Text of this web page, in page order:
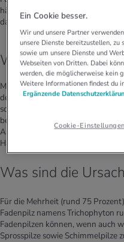
häufigsten Infektionskrankheiten.
darunter.
Was sind die
Meistens ist Fusspilz an Rissen
den Zehen zu erkennen. Die
schwach oder sogar inexistent
befallen ist, sind die Symptome
Aufweichen der Haut, kleine
Haut (vor allem an den Fersen).
Was sind die
Für die Mehrheit (rund 75
Fadenpilz namens Trichophyton
Fadenpilzen können, wenn auch
Sprosspilze sowie Schimmelpilze
Ein Cookie besser.
Wir und unsere Partner
unsere Dienste bereitzustellen, zu
sowie um unsere Dienste und
Webseiten von Dritten. Dabei
werden, die möglicherweise kein
Weitere Informationen findest du
Ergänzende
Cookie-Einstellungen